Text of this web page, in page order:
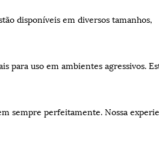
disponíveis em diversos tamanhos,
para uso em ambientes agressivos.
sempre perfeitamente. Nossa